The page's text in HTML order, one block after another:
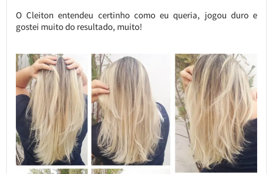
O Cleiton entendeu certinho como eu queria, jogou duro e
gostei muito do resultado, muito!